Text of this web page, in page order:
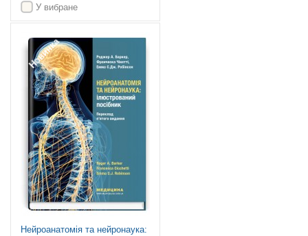
У вибране
Новинка
Нейроанатомія та нейронаука: